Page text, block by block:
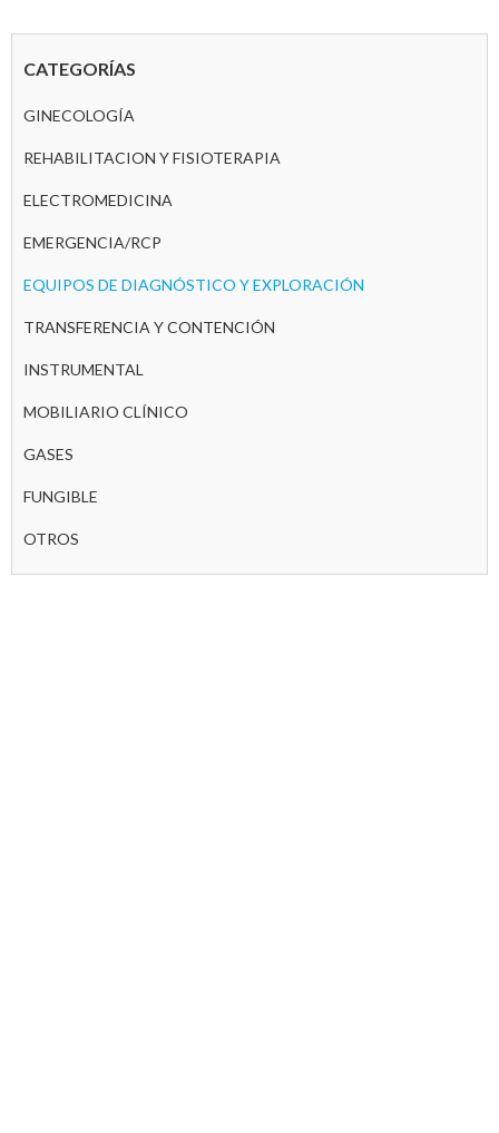
CATEGORÍAS
GINECOLOGÍA
REHABILITACION Y FISIOTERAPIA
ELECTROMEDICINA
EMERGENCIA/RCP
EQUIPOS DE DIAGNÓSTICO Y EXPLORACIÓN
TRANSFERENCIA Y CONTENCIÓN
INSTRUMENTAL
MOBILIARIO CLÍNICO
GASES
FUNGIBLE
OTROS